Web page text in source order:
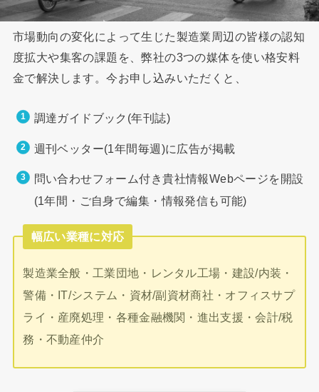
市場動向の変化によって生じた製造業周辺の皆様の認知
度拡大や集客の課題を、弊社の3つの媒体を使い格安料
金で解決します。今お申し込みいただくと、
調達ガイドブック(年刊誌)
週刊ベッター(1年間毎週)に広告が掲載
問い合わせフォーム付き貴社情報Webページを開設
(1年間・ご自身で編集・情報発信も可能)
幅広い業種に対応
製造業全般・工業団地・レンタル工場・建設/内装・
警備・IT/システム・資材/副資材商社・オフィスサプ
ライ・産廃処理・各種金融機関・進出支援・会計/税
務・不動産仲介